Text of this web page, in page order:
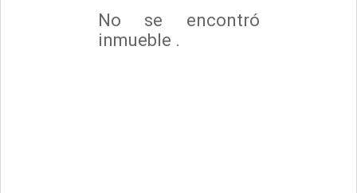
No se encontró
inmueble .